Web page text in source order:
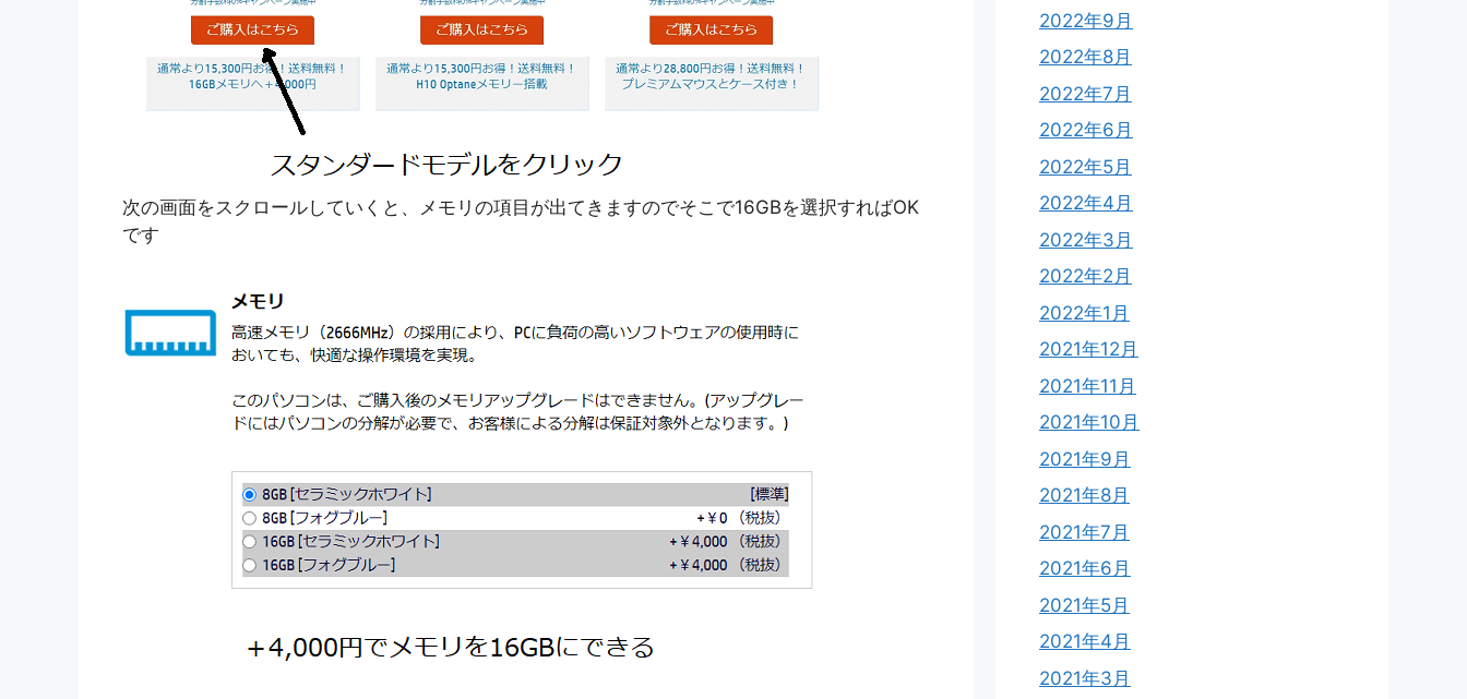
次の画面をスクロールしていくと、メモリの項目が出てきますのでそこで16GBを選択すればOK
です
2022年9月
2022年8月
2022年7月
2022年6月
2022年5月
2022年4月
2022年3月
2022年2月
2022年1月
2021年12月
2021年11月
2021年10月
2021年9月
2021年8月
2021年7月
2021年6月
2021年5月
2021年4月
2021年3月